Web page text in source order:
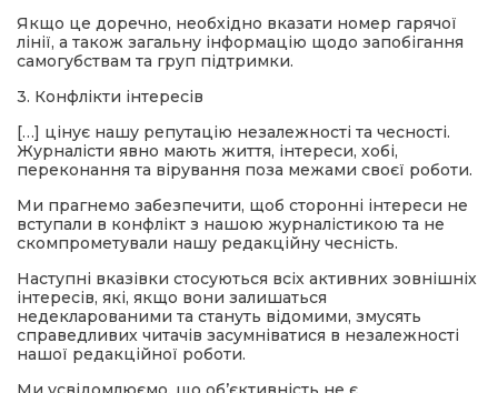
Якщо це доречно, необхідно вказати номер гарячої
лінії, а також загальну інформацію щодо запобігання
самогубствам та груп підтримки.
3. Конфлікти інтересів
[…] цінує нашу репутацію незалежності та чесності.
Журналісти явно мають життя, інтереси, хобі,
переконання та вірування поза межами своєї роботи.
Ми прагнемо забезпечити, щоб сторонні інтереси не
вступали в конфлікт з нашою журналістикою та не
скомпрометували нашу редакційну чесність.
Наступні вказівки стосуються всіх активних зовнішніх
інтересів, які, якщо вони залишаться
недекларованими та стануть відомими, змусять
справедливих читачів засумніватися в незалежності
нашої редакційної роботи.